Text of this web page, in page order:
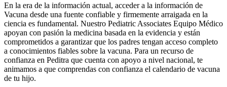
En la era de la información actual, acceder a la información de
Vacuna desde una fuente confiable y firmemente arraigada en la
ciencia es fundamental. Nuestro Pediatric Associates Equipo Médico
apoyan con pasión la medicina basada en la evidencia y están
comprometidos a garantizar que los padres tengan acceso completo
a conocimientos fiables sobre la vacuna. Para un recurso de
confianza en Peditra que cuenta con apoyo a nivel nacional, te
animamos a que comprendas con confianza el calendario de vacuna
de tu hijo.